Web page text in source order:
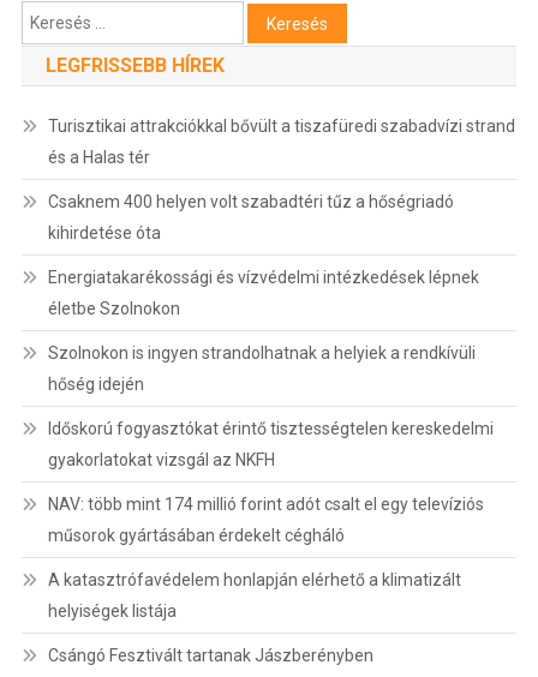
Keresés:
LEGFRISSEBB HÍREK
Turisztikai attrakciókkal bővült a tiszafüredi szabadvízi strand
és a Halas tér
Csaknem 400 helyen volt szabadtéri tűz a hőségriadó
kihirdetése óta
Energiatakarékossági és vízvédelmi intézkedések lépnek
életbe Szolnokon
Szolnokon is ingyen strandolhatnak a helyiek a rendkívüli
hőség idején
Időskorú fogyasztókat érintő tisztességtelen kereskedelmi
gyakorlatokat vizsgál az NKFH
NAV: több mint 174 millió forint adót csalt el egy televíziós
műsorok gyártásában érdekelt cégháló
A katasztrófavédelem honlapján elérhető a klimatizált
helyiségek listája
Csángó Fesztivált tartanak Jászberényben